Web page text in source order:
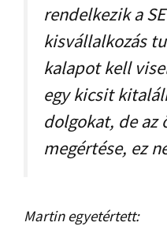
rendelkezik a
kisvállalkozás
kalapot kell
egy kicsit
dolgokat, de az
megértése, ez
Martin egyetértett: